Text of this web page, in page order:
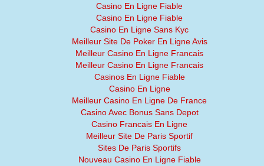
Casino En Ligne Fiable
Casino En Ligne Fiable
Casino En Ligne Sans Kyc
Meilleur Site De Poker En Ligne Avis
Meilleur Casino En Ligne Francais
Meilleur Casino En Ligne Francais
Casinos En Ligne Fiable
Casino En Ligne
Meilleur Casino En Ligne De France
Casino Avec Bonus Sans Depot
Casino Francais En Ligne
Meilleur Site De Paris Sportif
Sites De Paris Sportifs
Nouveau Casino En Ligne Fiable